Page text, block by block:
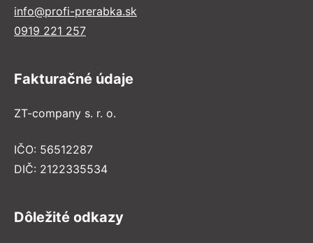
info@profi-prerabka.sk
0919 221 257
Fakturačné údaje
ZT-company s. r. o.
IČO: 56512287
DIČ: 2122335534
Dôležité odkazy